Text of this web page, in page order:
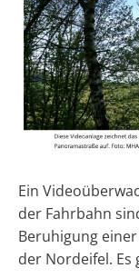
Ein
der Fahrbahn
Beruhigung
der Nordeifel. Es